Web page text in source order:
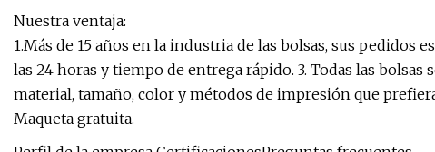
Nuestra ventaja:
1.Más de 15 años en la industria de las bolsas, sus pedidos
las 24 horas y tiempo de entrega rápido. 3. Todas las
material, tamaño, color y métodos de impresión que
Maqueta gratuita.